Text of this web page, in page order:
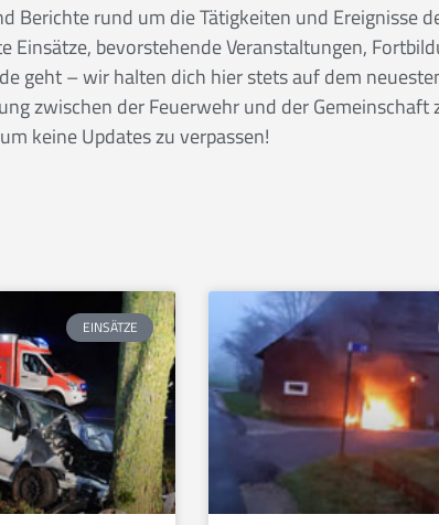
rund um die Tätigkeiten und Ereignisse
bevorstehende Veranstaltungen,
geht – wir halten dich hier stets auf dem
zwischen der Feuerwehr und der Gemeinschaft
keine Updates zu verpassen!
EINSÄTZE